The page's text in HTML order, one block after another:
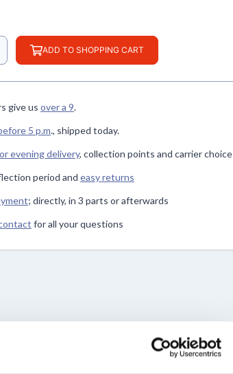
ADD TO SHOPPING CART
give us over a 9.
5 p.m., shipped today.
evening delivery, collection points and carrier choice
period and easy returns
; directly, in 3 parts or afterwards
for all your questions